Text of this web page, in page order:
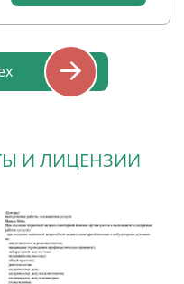
И ЛИЦЕНЗИИ